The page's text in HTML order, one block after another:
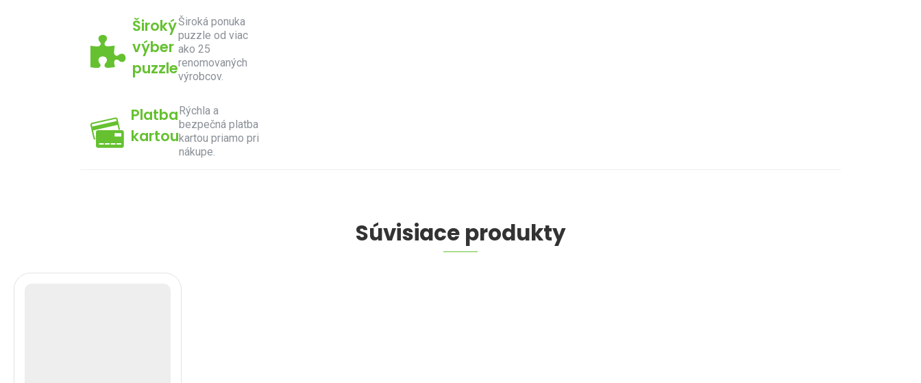
Široký
výber
puzzle
Široká ponuka
puzzle od viac
ako 25
renomovaných
výrobcov.
Platba
kartou
Rýchla a
bezpečná platba
kartou priamo pri
nákupe.
Súvisiace produkty